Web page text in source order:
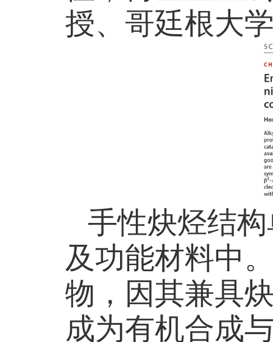
授、哥廷根大
手性炔烃结
及功能材料中
物，因其兼具
成为有机合成